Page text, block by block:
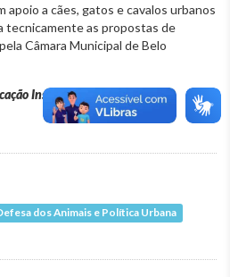
a cães, gatos e cavalos urbanos
tecnicamente as propostas de
Câmara Municipal de Belo
Institucional
dos Animais e Política Urbana